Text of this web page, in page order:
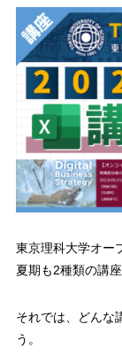
東京理科大学オー
夏期も2種類の講
それでは、どんな
う。
お申込み
3 さいごに